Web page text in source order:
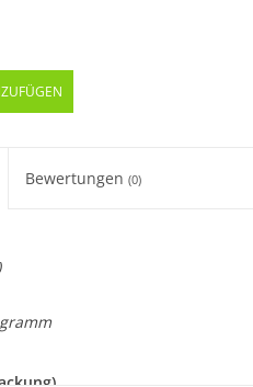
Bewertungen (0)